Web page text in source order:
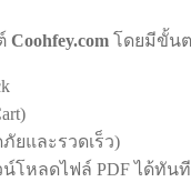
Coohfey.com โดยมีขั้น
ยและรวดเร็ว)
น์โหลดไฟล์ PDF ได้ทันที